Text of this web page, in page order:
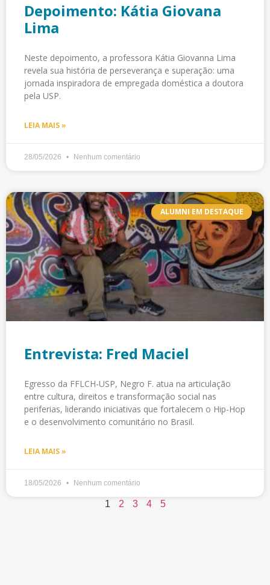
Depoimento: Kátia Giovana
Lima
Neste depoimento, a professora Kátia Giovanna Lima
revela sua história de perseverança e superação: uma
jornada inspiradora de empregada doméstica a doutora
pela USP.
LEIA MAIS »
28/05/2026 Nenhum comentário
ALUMNI EM DESTAQUE
Entrevista: Fred Maciel
Egresso da FFLCH-USP, Negro F. atua na articulação
entre cultura, direitos e transformação social nas
periferias, liderando iniciativas que fortalecem o Hip-Hop
e o desenvolvimento comunitário no Brasil.
LEIA MAIS »
18/05/2026 Nenhum comentário
1 2 3 4 5